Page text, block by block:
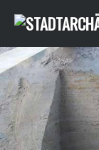
zum
Inhalt